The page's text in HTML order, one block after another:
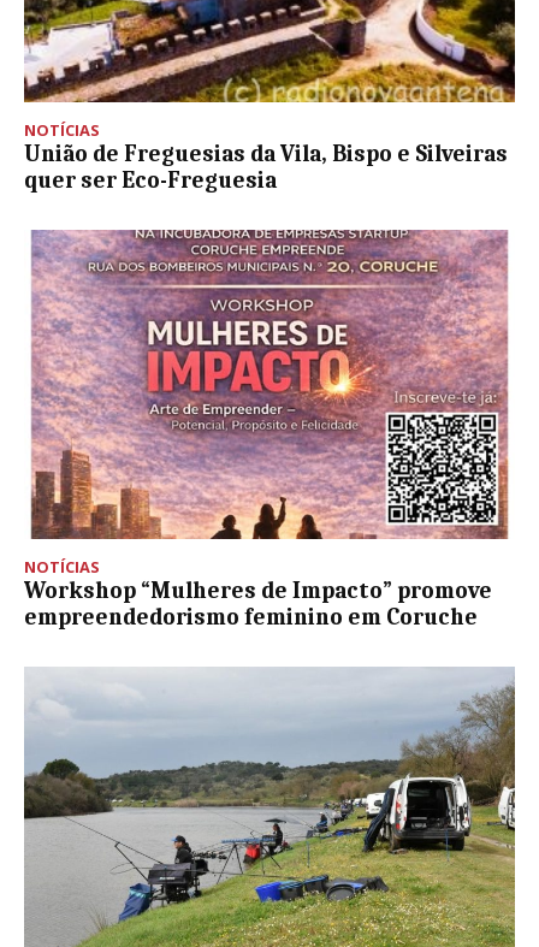
NOTÍCIAS
União de Freguesias da Vila, Bispo e Silveiras
quer ser Eco-Freguesia
NOTÍCIAS
Workshop “Mulheres de Impacto” promove
empreendedorismo feminino em Coruche